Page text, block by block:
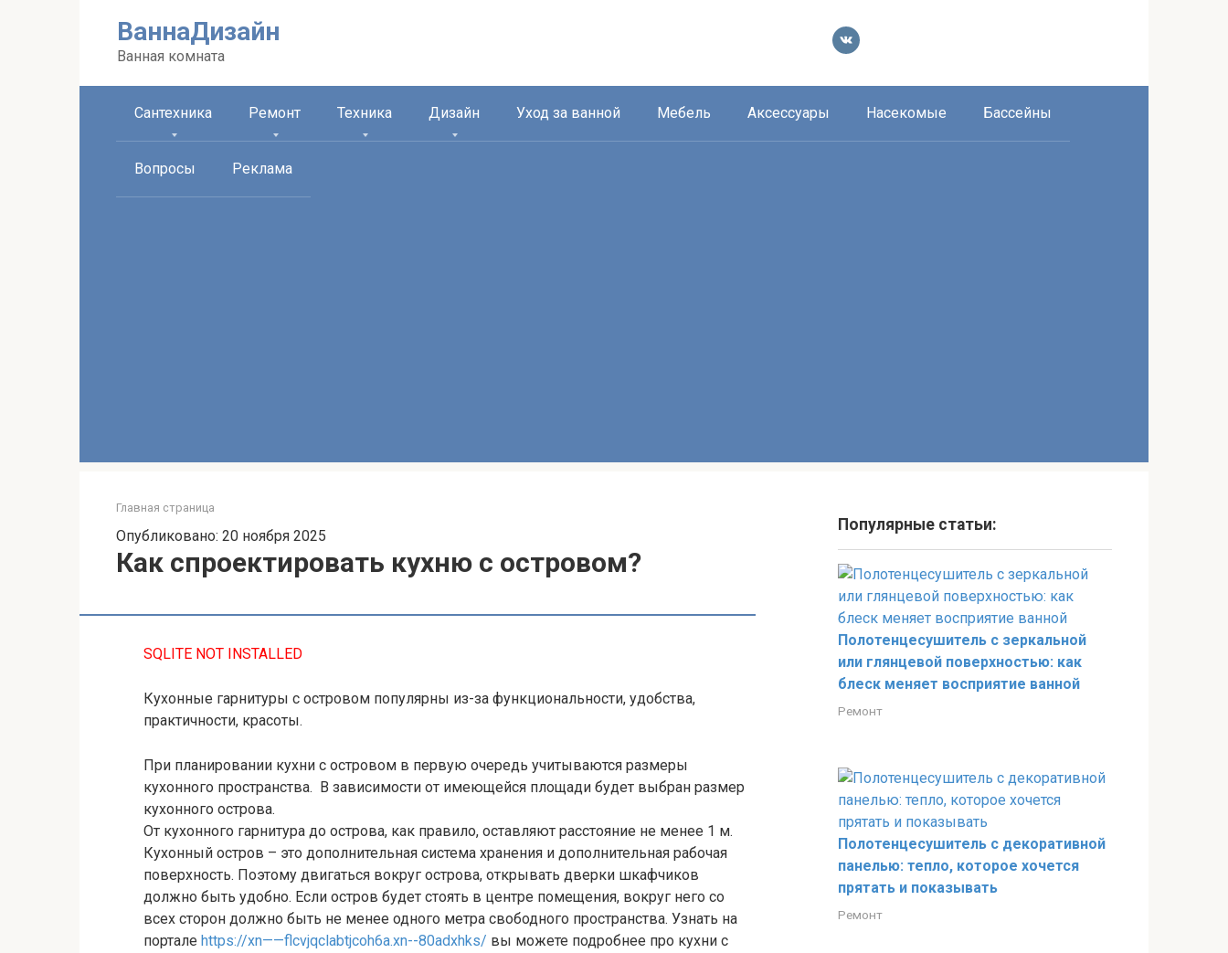
ВаннаДизайн
Ванная комната
Сантехника Ремонт Техника Дизайн Уход за ванной Мебель Аксессуары Насекомые Бассейны
Вопросы Реклама
Главная страница
Опубликовано: 20 ноября 2025
Как спроектировать кухню с островом?
SQLITE NOT INSTALLED
Кухонные гарнитуры с островом популярны из-за функциональности, удобства,
практичности, красоты.
При планировании кухни с островом в первую очередь учитываются размеры
кухонного пространства. В зависимости от имеющейся площади будет выбран размер
кухонного острова.
От кухонного гарнитура до острова, как правило, оставляют расстояние не менее 1 м.
Кухонный остров – это дополнительная система хранения и дополнительная рабочая
поверхность. Поэтому двигаться вокруг острова, открывать дверки шкафчиков
должно быть удобно. Если остров будет стоять в центре помещения, вокруг него со
всех сторон должно быть не менее одного метра свободного пространства. Узнать на
портале https://xn——flcvjqclabtjcoh6a.xn--80adxhks/ вы можете подробнее про кухни с
Популярные статьи:
Полотенцесушитель с зеркальной
или глянцевой поверхностью: как
блеск меняет восприятие ванной
Ремонт
Полотенцесушитель с декоративной
панелью: тепло, которое хочется
прятать и показывать
Ремонт